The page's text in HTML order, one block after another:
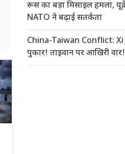
रूस का बड़ा मिसाइल हमला,
NATO ने बढ़ाई सतर्कता
China-Taiwan Conflict: Xi
पुकार! ताइवान पर आखिरी वार!